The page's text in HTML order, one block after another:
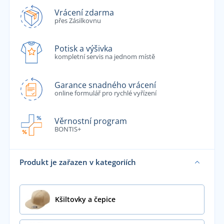
Vrácení zdarma
přes Zásilkovnu
Potisk a výšivka
kompletní servis na jednom místě
Garance snadného vrácení
online formulář pro rychlé vyřízení
Věrnostní program
BONTIS+
Produkt je zařazen v kategoriích
Kšiltovky a čepice